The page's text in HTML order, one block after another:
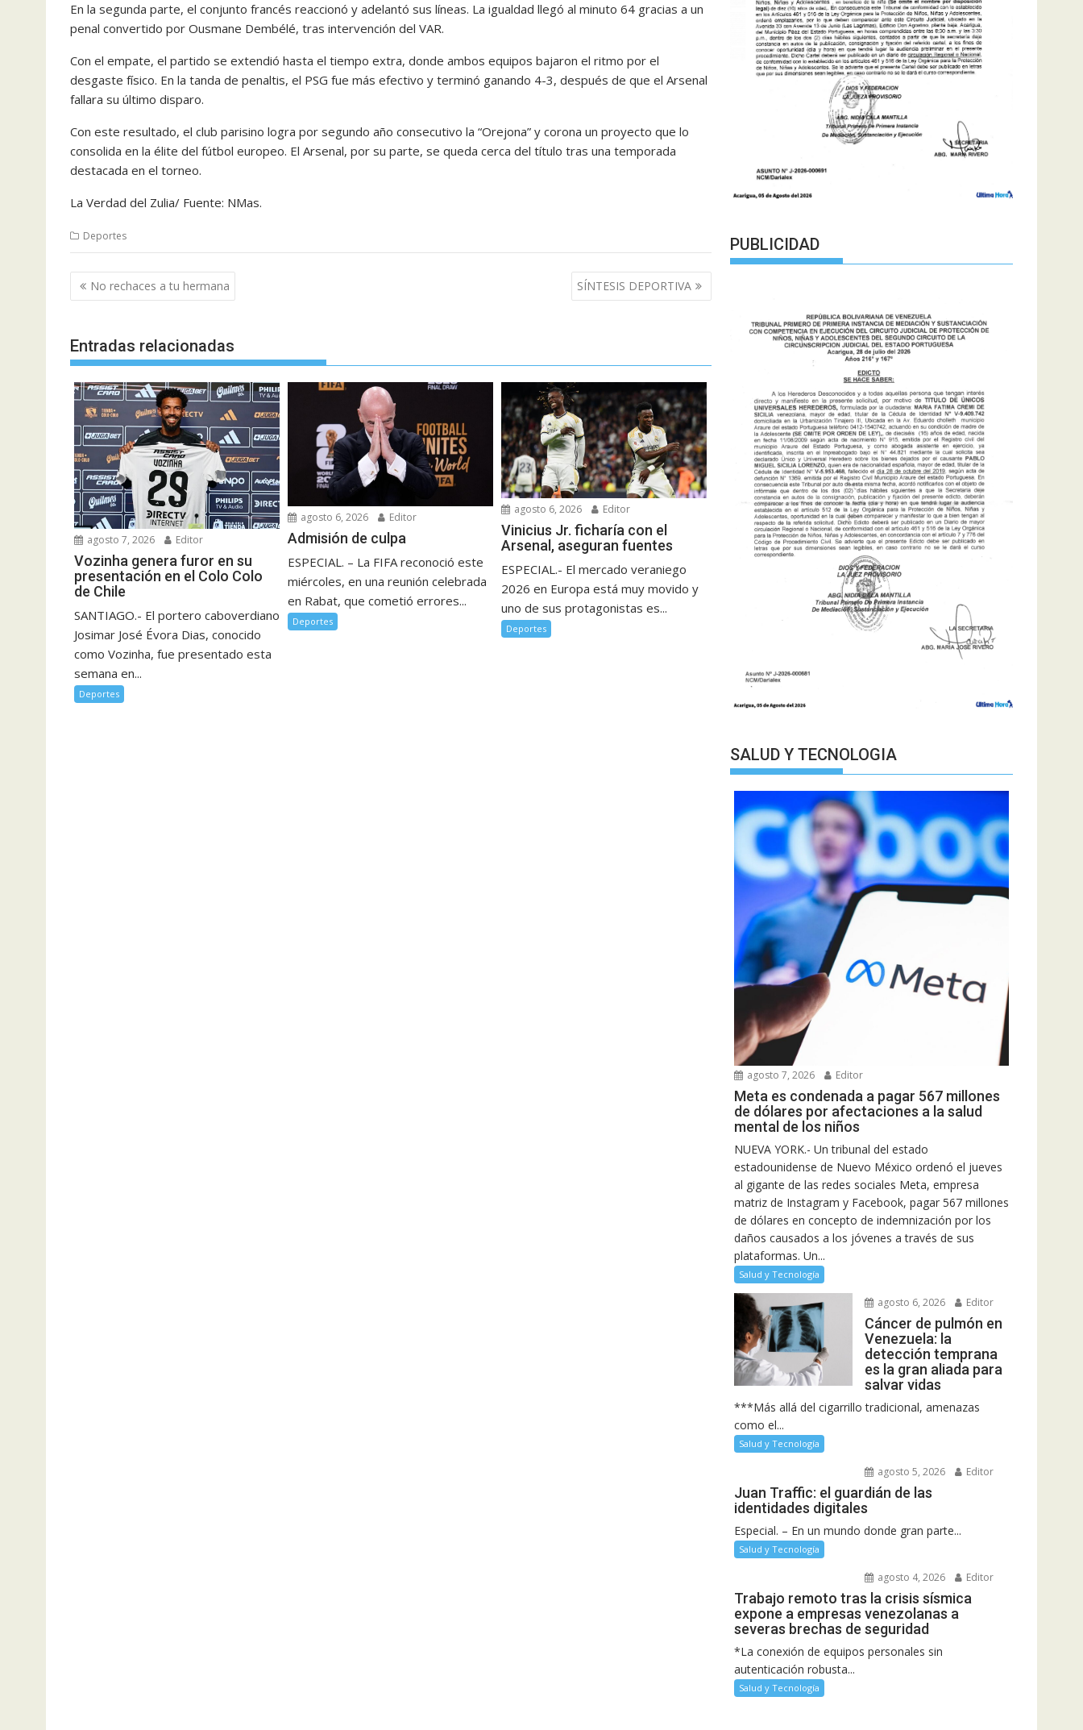
En la segunda parte, el conjunto francés reaccionó y adelantó sus líneas. La igualdad llegó al minuto 64 gracias a un
penal convertido por Ousmane Dembélé, tras intervención del VAR.
Con el empate, el partido se extendió hasta el tiempo extra, donde ambos equipos bajaron el ritmo por el
desgaste físico. En la tanda de penaltis, el PSG fue más efectivo y terminó ganando 4-3, después de que el Arsenal
fallara su último disparo.
Con este resultado, el club parisino logra por segundo año consecutivo la “Orejona” y corona un proyecto que lo
consolida en la élite del fútbol europeo. El Arsenal, por su parte, se queda cerca del título tras una temporada
destacada en el torneo.
La Verdad del Zulia/ Fuente: NMas.
Deportes
Navegación
de
No rechaces a tu hermana SÍNTESIS DEPORTIVA
Entradas relacionadas
agosto 7, 2026 Editor
Vozinha genera furor en su
presentación en el Colo Colo
de Chile
SANTIAGO.- El portero caboverdiano
Josimar José Évora Dias, conocido
como Vozinha, fue presentado esta
semana en...
Deportes
agosto 6, 2026 Editor
Admisión de culpa
ESPECIAL. – La FIFA reconoció este
miércoles, en una reunión celebrada
en Rabat, que cometió errores...
Deportes
agosto 6, 2026 Editor
Vinicius Jr. ficharía con el
Arsenal, aseguran fuentes
ESPECIAL.- El mercado veraniego
2026 en Europa está muy movido y
uno de sus protagonistas es...
Deportes
PUBLICIDAD
SALUD Y TECNOLOGIA
agosto 7, 2026 Editor
Meta es condenada a pagar 567 millones
de dólares por afectaciones a la salud
mental de los niños
NUEVA YORK.- Un tribunal del estado
estadounidense de Nuevo México ordenó el jueves
al gigante de las redes sociales Meta, empresa
matriz de Instagram y Facebook, pagar 567 millones
de dólares en concepto de indemnización por los
daños causados a los jóvenes a través de sus
plataformas. Un...
Salud y Tecnología
agosto 6, 2026 Editor
Cáncer de pulmón en
Venezuela: la
detección temprana
es la gran aliada para
salvar vidas
***Más allá del cigarrillo tradicional, amenazas
como el...
Salud y Tecnología
agosto 5, 2026 Editor
Juan Traffic: el guardián de las
identidades digitales
Especial. – En un mundo donde gran parte...
Salud y Tecnología
agosto 4, 2026 Editor
Trabajo remoto tras la crisis sísmica
expone a empresas venezolanas a
severas brechas de seguridad
*La conexión de equipos personales sin
autenticación robusta...
Salud y Tecnología